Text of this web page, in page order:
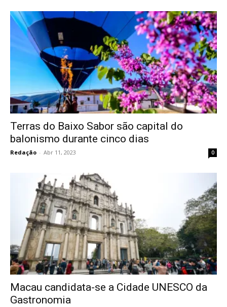
Terras do Baixo Sabor são capital do
balonismo durante cinco dias
Redação - Abr 11, 2023 0
Macau candidata-se a Cidade UNESCO da
Gastronomia